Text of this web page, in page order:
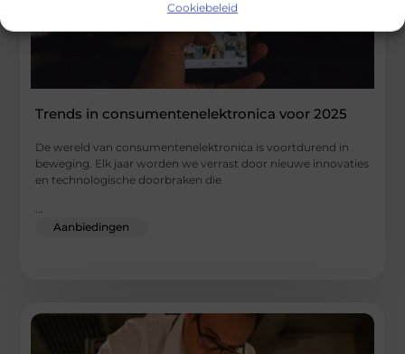
Cookiebeleid
Trends in consumentenelektronica voor 2025
De wereld van consumentenelektronica is voortdurend in
beweging. Elk jaar worden we verrast door nieuwe innovaties
en technologische doorbraken die
Aanbiedingen